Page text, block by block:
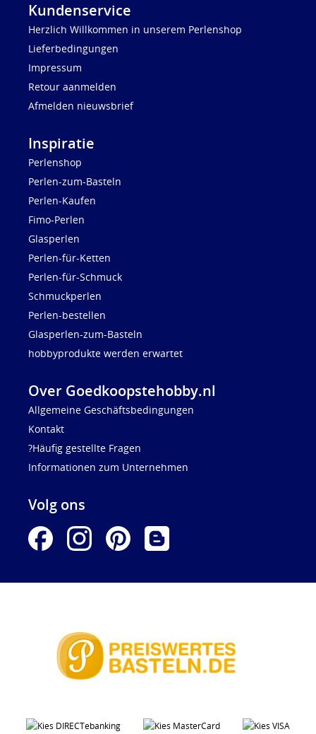
Kundenservice
Herzlich Willkommen in unserem Perlenshop
Lieferbedingungen
Impressum
Retour aanmelden
Afmelden nieuwsbrief
Inspiratie
Perlenshop
Perlen-zum-Basteln
Perlen-Kaufen
Fimo-Perlen
Glasperlen
Perlen-für-Ketten
Perlen-für-Schmuck
Schmuckperlen
Perlen-bestellen
Glasperlen-zum-Basteln
hobbyprodukte werden erwartet
Over Goedkoopstehobby.nl
Allgemeine Geschäftsbedingungen
Kontakt
?Häufig gestellte Fragen
Informationen zum Unternehmen
Volg ons